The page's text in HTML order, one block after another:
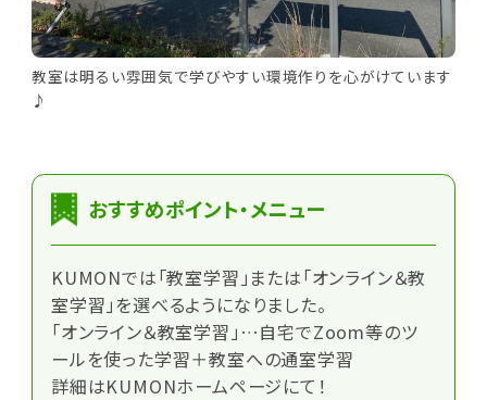
教室は明るい雰囲気で学びやすい環境作りを心がけています
♪
おすすめポイント・メニュー
KUMONでは「教室学習」または「オンライン＆教
室学習」を選べるようになりました。
「オンライン＆教室学習」…自宅でZoom等のツ
ールを使った学習＋教室への通室学習
詳細はKUMONホームページにて！